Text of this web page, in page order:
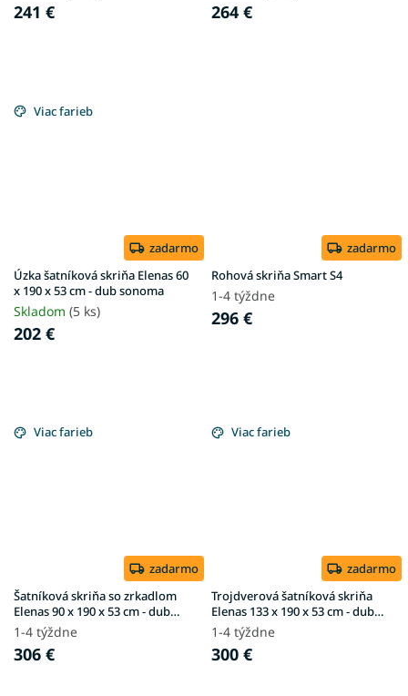
241 € 264 €
Viac farieb
zadarmo
Úzka šatníková skriňa Elenas 60
x 190 x 53 cm - dub sonoma
Skladom (5 ks)
202 €
zadarmo
Rohová skriňa Smart S4
1-4 týždne
296 €
Viac farieb
zadarmo
Šatníková skriňa so zrkadlom
Elenas 90 x 190 x 53 cm - dub
sonoma
1-4 týždne
306 €
Viac farieb
zadarmo
Trojdverová šatníková skriňa
Elenas 133 x 190 x 53 cm - dub
sonoma
1-4 týždne
300 €